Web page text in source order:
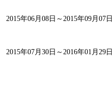
2015年06月08日～2015年09月07日
2015年07月30日～2016年01月29日